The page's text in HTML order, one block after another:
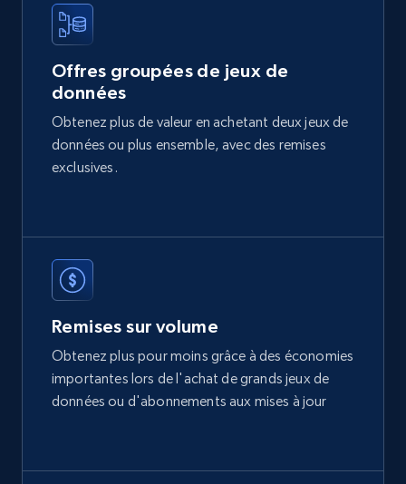
2.1K+
Etsy
URL, Product id, Listing inventory id, Title, Rating,
Reviews count shop, Reviews count item, Initial
price, and more.
1.9K+
Amazon best seller products
Title, Seller name, Brand, Description, Initial
price, Final price, Final price high, Currency, and
eCommerce
Offres groupées de jeux de
données
Obtenez plus de valeur en achetant deux jeux de
données ou plus ensemble, avec des remises
exclusives.
Remises sur volume
Obtenez plus pour moins grâce à des économies
importantes lors de l'achat de grands jeux de
données ou d'abonnements aux mises à jour